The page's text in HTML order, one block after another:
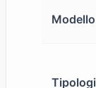
Modello